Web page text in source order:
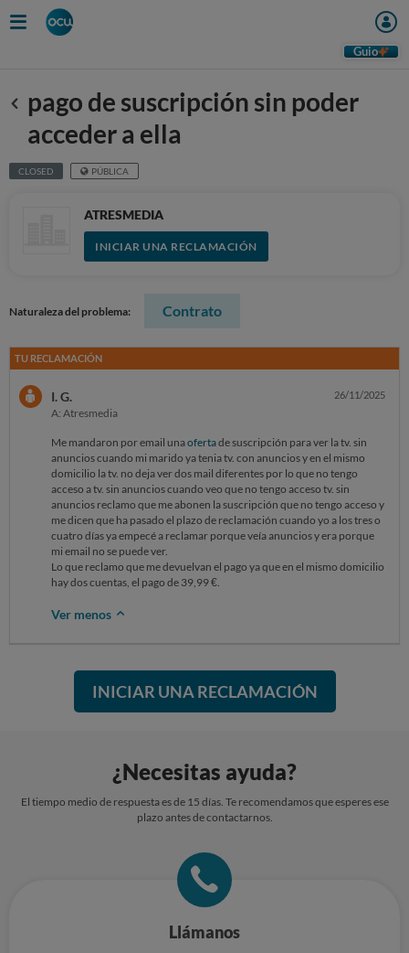
Guio
Anterior
pago de suscripción sin poder
acceder a ella
CLOSED PÚBLICA
ATRESMEDIA
INICIAR UNA RECLAMACIÓN
Naturaleza del problema: Contrato
TU RECLAMACIÓN
I. G.
A: Atresmedia
26/11/2025
Me mandaron por email unaofertade suscripción para ver la tv. sin
anuncios cuando mi marido ya tenia tv. con anuncios y en el mismo
domicilio la tv. no deja ver dos mail diferentes por lo que no tengo
acceso a tv. sin anuncios cuando veo que no tengo acceso tv. sin
anuncios reclamo que me abonen la suscripción que no tengo acceso y
me dicen que ha pasado el plazo de reclamación cuando yo a los tres o
cuatro días ya empecé a reclamar porque veía anuncios y era porque
mi email no se puede ver.
Lo que reclamo que me devuelvan el pago ya que en el mismo domicilio
hay dos cuentas, el pago de 39,99 €.
Ver menos
INICIAR UNA RECLAMACIÓN
¿Necesitas ayuda?
El tiempo medio de respuesta es de 15 días. Te recomendamos que esperes ese
plazo antes de contactarnos.
Llámanos